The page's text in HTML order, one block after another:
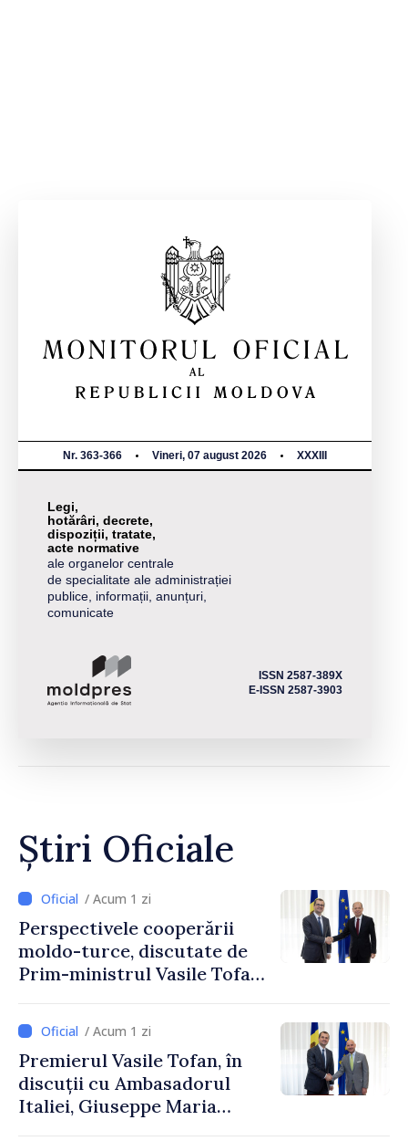
Nr. 363-366 Vineri, 07 august 2026 XXXIII
Legi,
hotărâri, decrete,
dispoziții, tratate,
acte normative
ale organelor centrale
de specialitate ale administrației
publice, informații, anunțuri,
comunicate
ISSN 2587-389X
E-ISSN 2587-3903
Știri Oficiale
/ Acum 1 zi
Perspectivele cooperării
moldo-turce, discutate de
Prim-ministrul Vasile Tofan
Uygar Mustafa Sertel
/ Acum 1 zi
Premierul Vasile Tofan, în
discuții cu Ambasadorul
Italiei, Giuseppe Maria